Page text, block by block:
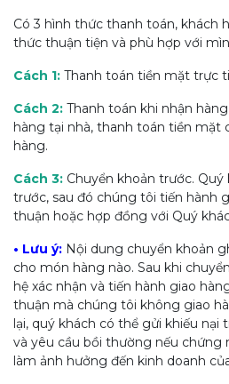
Có 3 hình thức thanh toán, khách
thức thuận tiện và phù hợp với
Cách 1: Thanh toán tiền mặt trực
Cách 2: Thanh toán khi nhận
hàng tại nhà, thanh toán tiền mặt
hàng.
Cách 3: Chuyển khoản trước.
trước, sau đó chúng tôi tiến hành
thuận hoặc hợp đồng với Quý
• Lưu ý: Nội dung chuyển khoản
cho món hàng nào. Sau khi
hệ xác nhận và tiến hành giao
thuận mà chúng tôi không giao
lại, quý khách có thể gửi khiếu nại
và yêu cầu bồi thường nếu chứng
làm ảnh hưởng đến kinh doanh